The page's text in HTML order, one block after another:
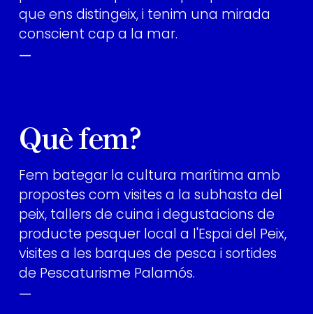
que ens distingeix, i tenim una mirada
conscient cap a la mar.
—
Què fem?
Fem bategar la cultura marítima amb
propostes com visites a la subhasta del
peix, tallers de cuina i degustacions de
producte pesquer local a l'Espai del Peix,
visites a les barques de pesca i sortides
de Pescaturisme Palamós.
—